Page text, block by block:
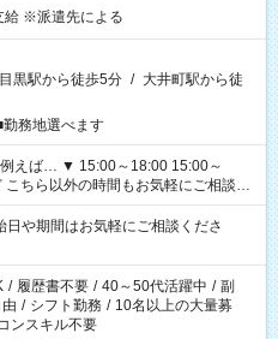
給 ※派遣先による
目黒駅から徒歩5分 / 大井町駅から徒
務地選べます
や期間はお気軽にご相談くださ
/ 履歴書不要 / 40～50代活躍中 / 副
/ シフト勤務 / 10名以上の大量募
ンスキル不要